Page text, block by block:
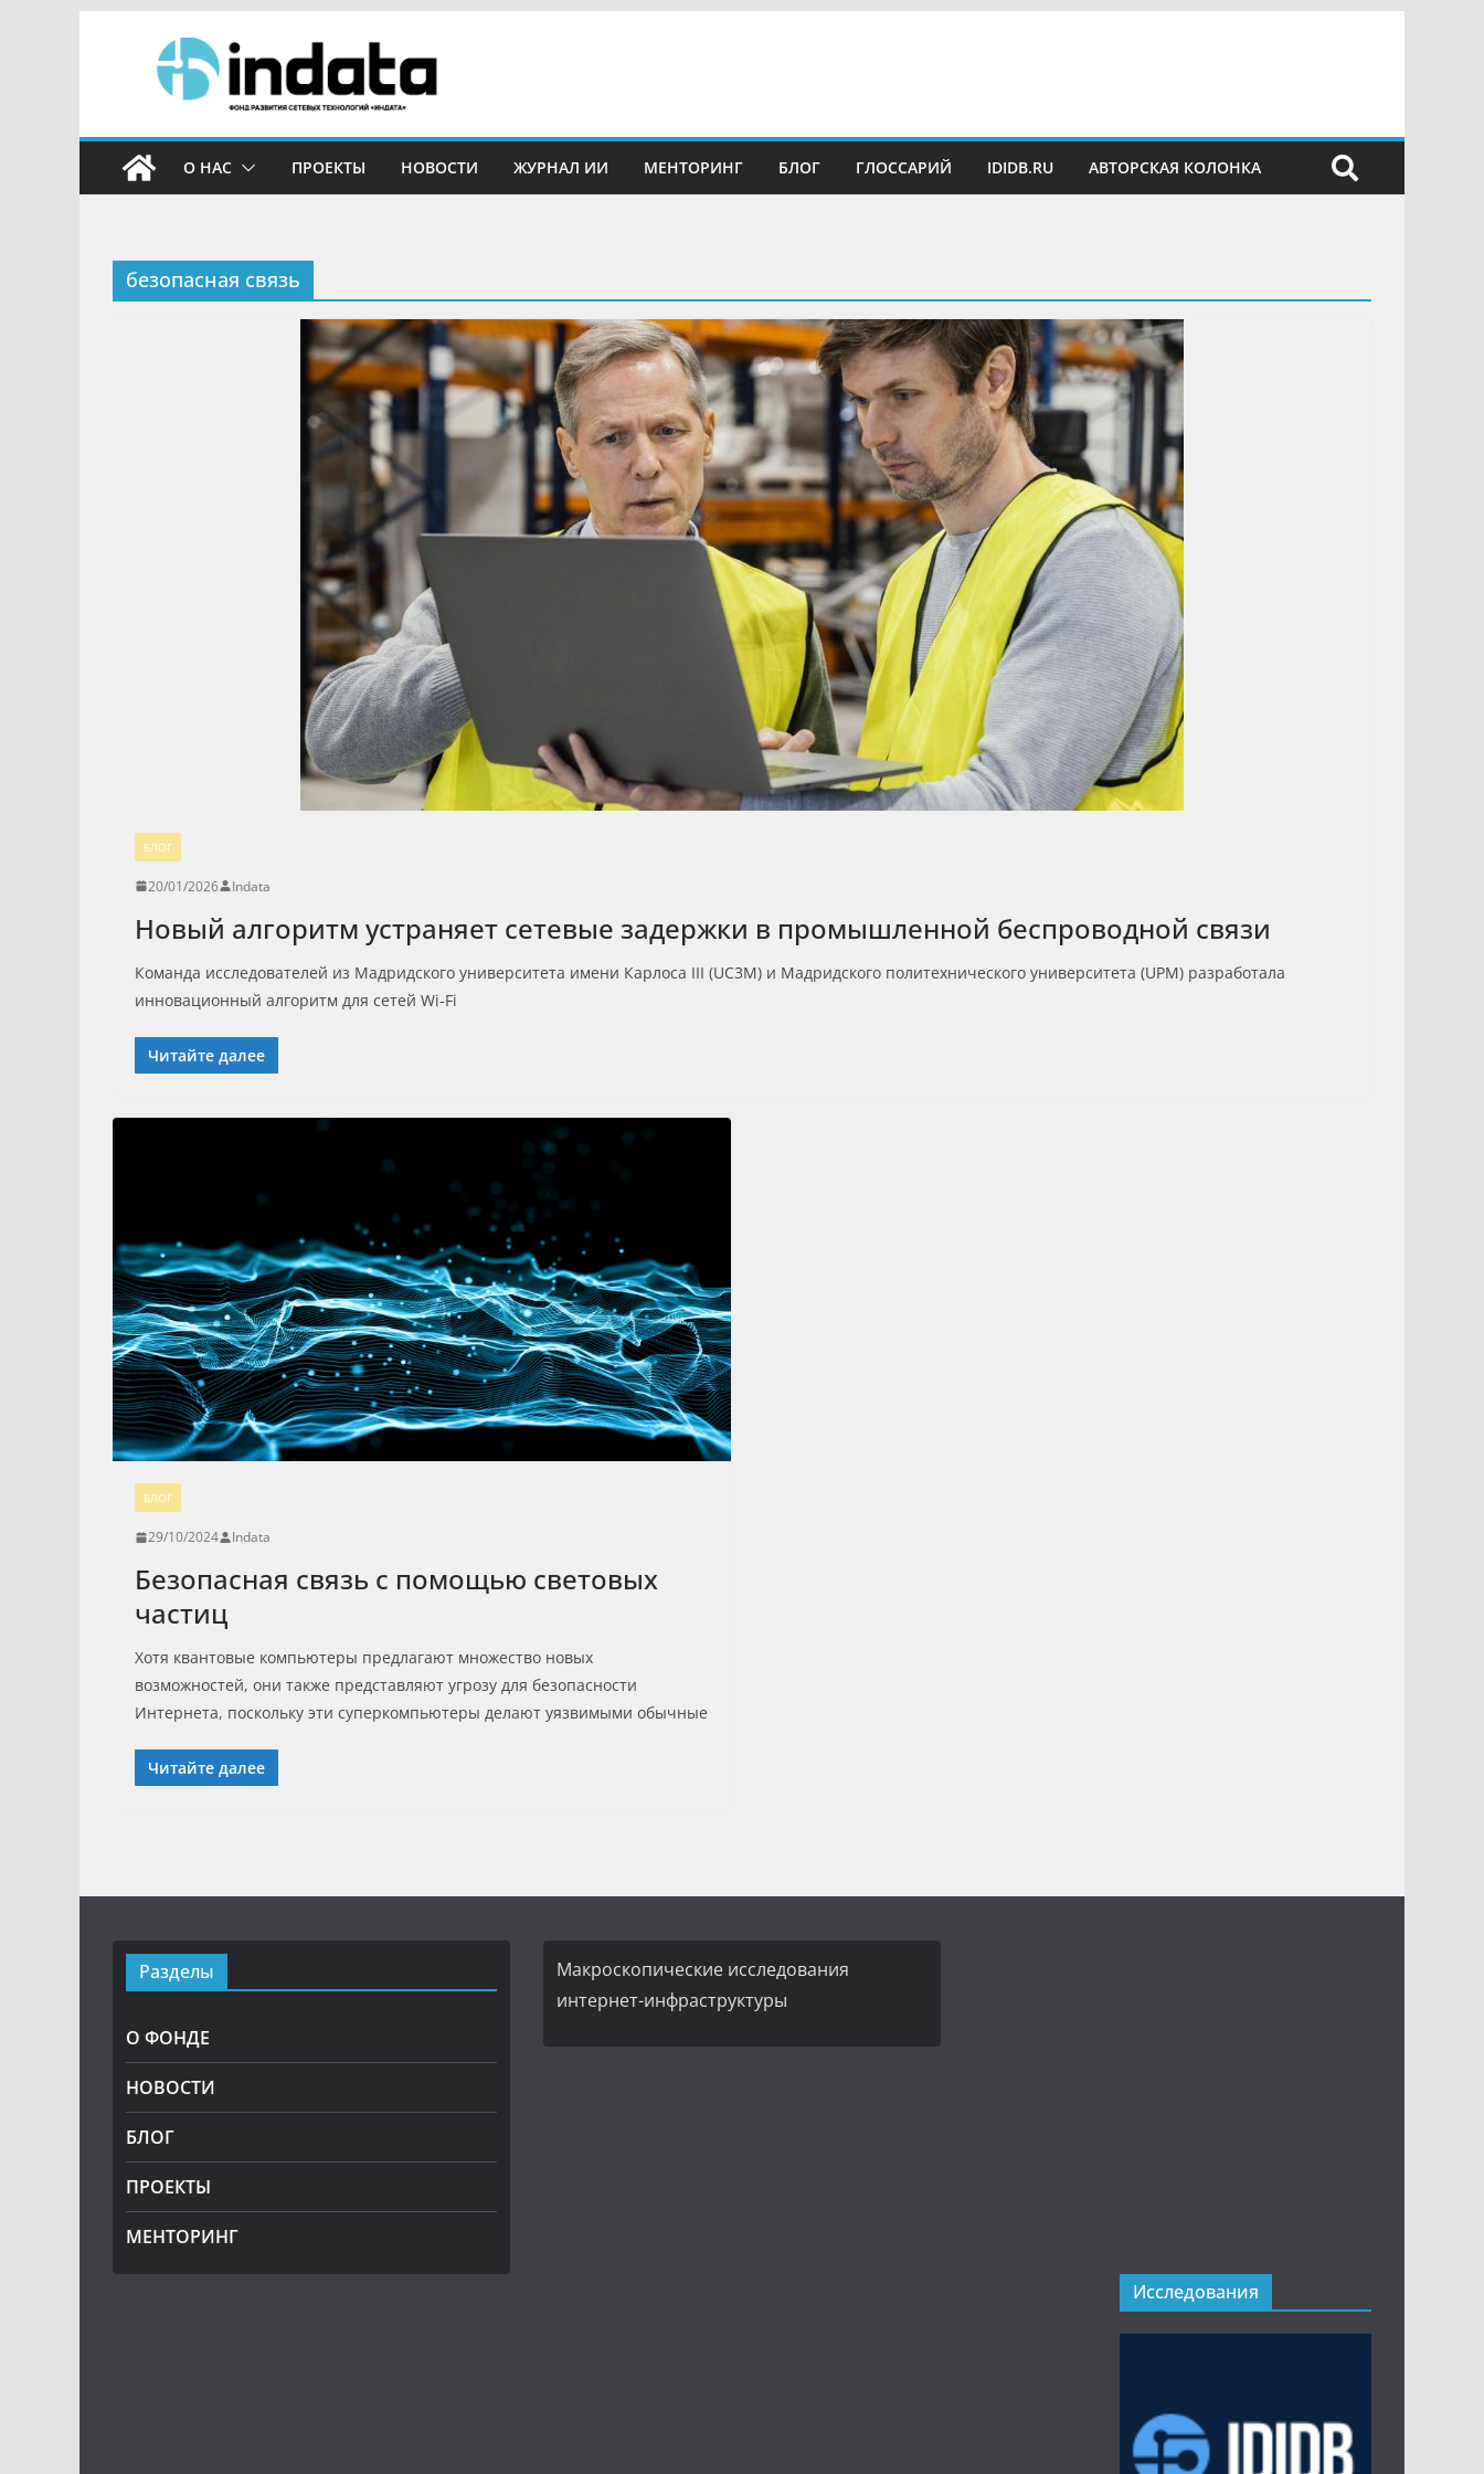
О НАС ПРОЕКТЫ НОВОСТИ ЖУРНАЛ ИИ МЕНТОРИНГ БЛОГ ГЛОССАРИЙ IDIDB.RU АВТОРСКАЯ КОЛОНКА
безопасная связь
БЛОГ
20/01/2026 Indata
Новый алгоритм устраняет сетевые задержки в промышленной беспроводной связи
Команда исследователей из Мадридского университета имени Карлоса III (UC3M) и Мадридского политехнического университета (UPM) разработала
инновационный алгоритм для сетей Wi‑Fi
Читайте далее
БЛОГ
29/10/2024 Indata
Безопасная связь с помощью световых
частиц
Хотя квантовые компьютеры предлагают множество новых
возможностей, они также представляют угрозу для безопасности
Интернета, поскольку эти суперкомпьютеры делают уязвимыми обычные
Читайте далее
Разделы
О ФОНДЕ
НОВОСТИ
БЛОГ
ПРОЕКТЫ
МЕНТОРИНГ
Макроскопические исследования
интернет-инфраструктуры
Исследования